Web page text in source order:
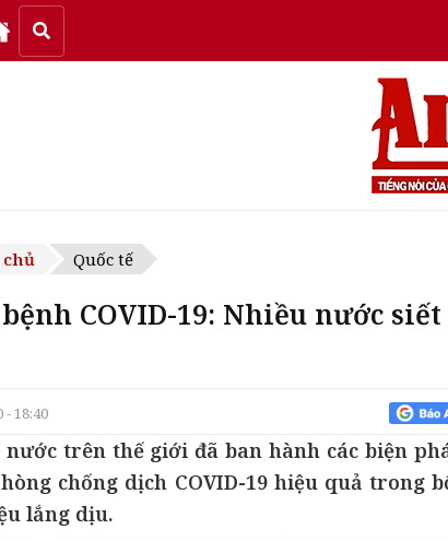
7/08/2026
Quốc tế
COVID-19: Nhiều nước
- 18:40
nước trên thế giới đã ban hành các biện
chống dịch COVID-19 hiệu quả trong
lắng dịu.